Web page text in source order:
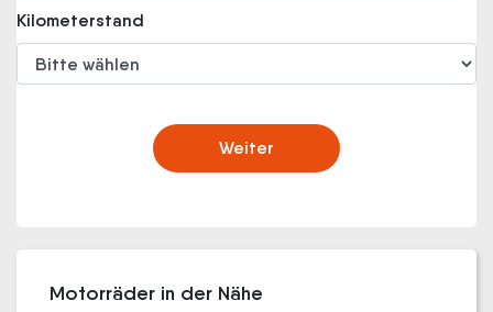
Kilometerstand
Weiter
Motorräder in der Nähe